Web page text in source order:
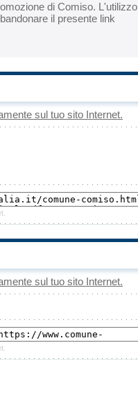
di Comiso. L'utilizzo
il presente link
sul tuo sito Internet.
sul tuo sito Internet.